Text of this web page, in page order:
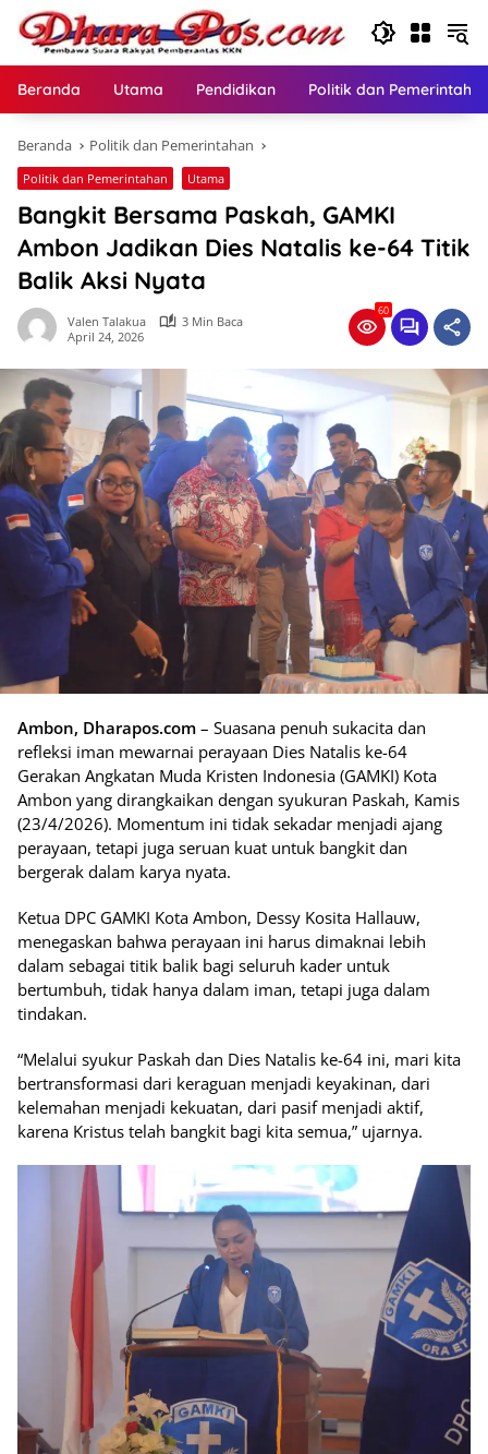
Langsung
konten
Beranda Utama Pendidikan Politik dan
Beranda Politik dan Pemerintahan
Politik dan Pemerintahan Utama
Bangkit Bersama Paskah, GAMKI
Ambon Jadikan Dies Natalis ke-64 Titik
Balik Aksi Nyata
Valen Talakua
3 Min Baca
April 24, 2026
60
Ambon, Dharapos.com – Suasana penuh sukacita dan
refleksi iman mewarnai perayaan Dies Natalis ke-64
Gerakan Angkatan Muda Kristen Indonesia (GAMKI) Kota
Ambon yang dirangkaikan dengan syukuran Paskah, Kamis
(23/4/2026). Momentum ini tidak sekadar menjadi ajang
perayaan, tetapi juga seruan kuat untuk bangkit dan
bergerak dalam karya nyata.
Ketua DPC GAMKI Kota Ambon, Dessy Kosita Hallauw,
menegaskan bahwa perayaan ini harus dimaknai lebih
dalam sebagai titik balik bagi seluruh kader untuk
bertumbuh, tidak hanya dalam iman, tetapi juga dalam
tindakan.
“Melalui syukur Paskah dan Dies Natalis ke-64 ini, mari kita
bertransformasi dari keraguan menjadi keyakinan, dari
kelemahan menjadi kekuatan, dari pasif menjadi aktif,
karena Kristus telah bangkit bagi kita semua,” ujarnya.